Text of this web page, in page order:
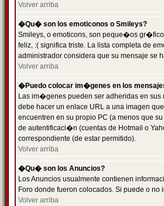
Volver arriba
�Qu� son los emoticonos o Smileys?
Smileys, o emoticons, son peque�os
feliz, :( significa triste. La lista completa de
administrador considera que su mensaje se
Volver arriba
�Puedo colocar im�genes en los
Las im�genes pueden ser adheridas en
debe hacer un enlace URL a una imagen
encuentren en su propio PC (a menos que
de autentificaci�n (cuentas de Hotmail o
correspondiente (de estar permitido).
Volver arriba
�Qu� son los Anuncios?
Los Anuncios usualmente contienen
Foro donde fueron colocados. Si puede o
Volver arriba